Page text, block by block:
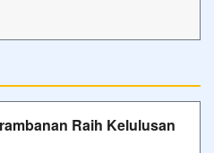
Raih Kelulusan